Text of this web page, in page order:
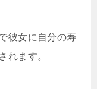
彼女に自分の寿
れます。